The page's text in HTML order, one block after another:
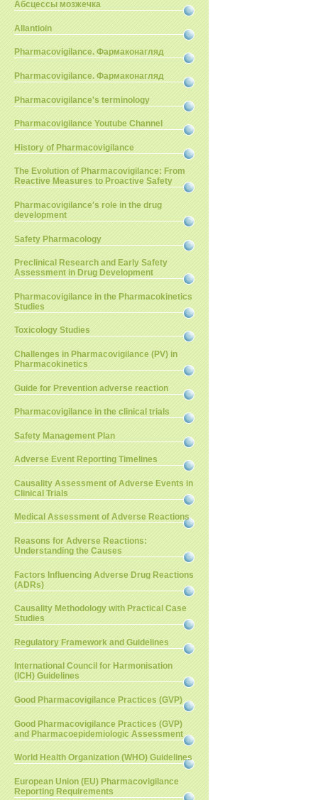
Абсцессы мозжечка
Allantioin
Pharmacovigilance. Фармаконагляд
Pharmacovigilance. Фармаконагляд
Pharmacovigilance's terminology
Pharmacovigilance Youtube Channel
History of Pharmacovigilance
The Evolution of Pharmacovigilance: From
Reactive Measures to Proactive Safety
Pharmacovigilance's role in the drug
development
Safety Pharmacology
Preclinical Research and Early Safety
Assessment in Drug Development
Pharmacovigilance in the Pharmacokinetics
Studies
Toxicology Studies
Challenges in Pharmacovigilance (PV) in
Pharmacokinetics
Guide for Prevention adverse reaction
Pharmacovigilance in the clinical trials
Safety Management Plan
Adverse Event Reporting Timelines
Causality Assessment of Adverse Events in
Clinical Trials
Medical Assessment of Adverse Reactions
Reasons for Adverse Reactions:
Understanding the Causes
Factors Influencing Adverse Drug Reactions
(ADRs)
Causality Methodology with Practical Case
Studies
Regulatory Framework and Guidelines
International Council for Harmonisation
(ICH) Guidelines
Good Pharmacovigilance Practices (GVP)
Good Pharmacovigilance Practices (GVP)
and Pharmacoepidemiologic Assessment
World Health Organization (WHO) Guidelines
European Union (EU) Pharmacovigilance
Reporting Requirements